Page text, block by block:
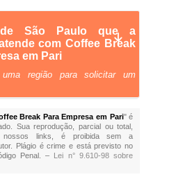
de São Paulo que a
com Coffee Break
em Pari
uma região para solicitar um
Break Para Empresa em Pari" é
Sua reprodução, parcial ou total,
nossos links, é proibida sem a
Plágio é crime e está previsto no
Penal. – Lei n° 9.610-98 sobre